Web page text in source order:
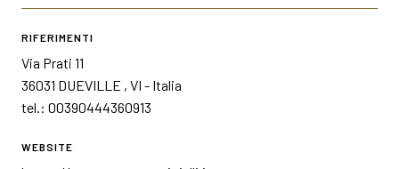
RIFERIMENTI
Via Prati 11
36031 DUEVILLE , VI - Italia
tel.: 00390444360913
WEBSITE